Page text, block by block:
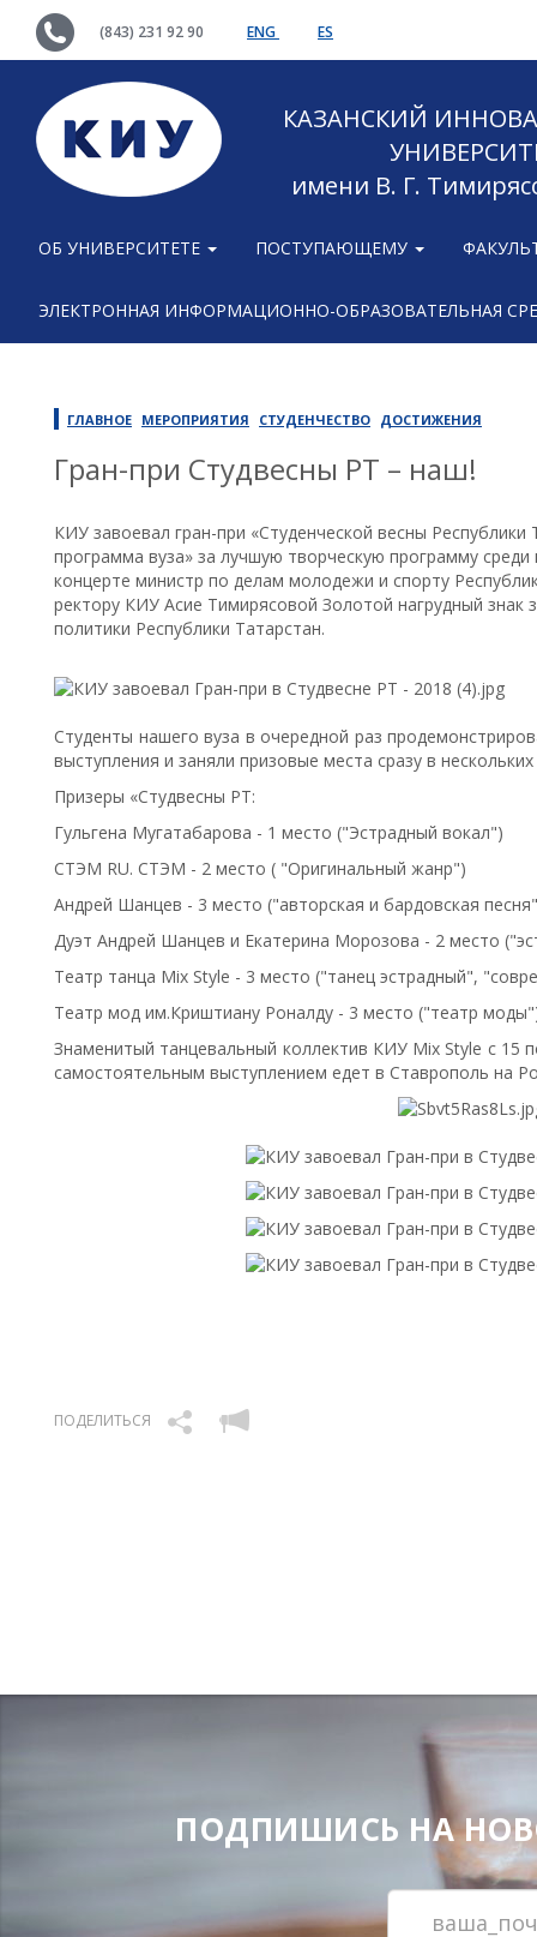
(843) 231 92 90 ENG ES
КАЗАНСКИЙ
имени В. Г.
ОБ УНИВЕРСИТЕТЕ ПОСТУПАЮЩЕМУ
ЭЛЕКТРОННАЯ ИНФОРМАЦИОННО-ОБРАЗОВАТЕЛЬНАЯ
ГЛАВНОЕ МЕРОПРИЯТИЯ СТУДЕНЧЕСТВО ДОСТИЖЕНИЯ
Гран-при Студвесны РТ – наш!
КИУ завоевал гран-при «Студенческой весны
программа вуза» за лучшую творческую программу
концерте министр по делам молодежи и спорту
ректору КИУ Асие Тимирясовой Золотой нагрудный знак
политики Республики Татарстан.
Студенты нашего вуза в очередной раз
выступления и заняли призовые места сразу в
Призеры «Студвесны РТ:
Гульгена Мугатабарова - 1 место ("Эстрадный вокал")
СТЭМ RU. СТЭМ - 2 место ( "Оригинальный жанр")
Андрей Шанцев - 3 место ("авторская и бардовская
Дуэт Андрей Шанцев и Екатерина Морозова - 2 место
Театр танца Mix Style - 3 место ("танец эстрадный",
Театр мод им.Криштиану Роналду - 3 место ("театр
Знаменитый танцевальный коллектив КИУ Mix Style с
самостоятельным выступлением едет в Ставрополь на
ПОДЕЛИТЬСЯ
ПОДПИШИСЬ НА